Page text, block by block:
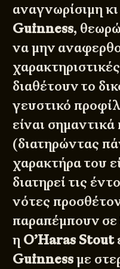
αναγνωρίσιμη
Guinness,
να μην
χαρακτηριστικές
διαθέτουν το
γευστικό
είναι
(διατηρώντας
χαρακτήρα του
διατηρεί τις
νότες
παραπέμπουν
η O’Haras Stout
Guinnessμε